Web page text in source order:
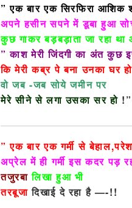
” एक बार एक सिरफिरा आशिक
अपने हसीन सपने में डूबा हुआ
कुछ गाकर बड़बड़ाता जा रहा
” काश मेरी जिंदगी का अंत कुछ
कि मेरी कब्र पे बना उनका घर हो
वो जब -जब सोये जमीन पर
मेरे सीने से लगा उसका सर हो !”
” एक बार एक गर्मी से
अप्रेल में ही गर्मी इस कदर पड़
तजुरबा लिखा हुआ भी
तरबूजा दिखाई दे रहा है —-!!